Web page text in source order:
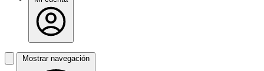
Mostrar navegación